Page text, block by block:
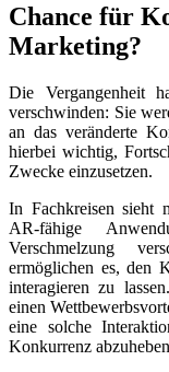
Chance für
Marketing?
Die Vergangenheit
verschwinden: Sie
an das veränderte
hierbei wichtig,
Zwecke einzusetzen.
In Fachkreisen sieht
AR-fähige
Verschmelzung
ermöglichen es, den
interagieren zu
einen
eine solche
Konkurrenz